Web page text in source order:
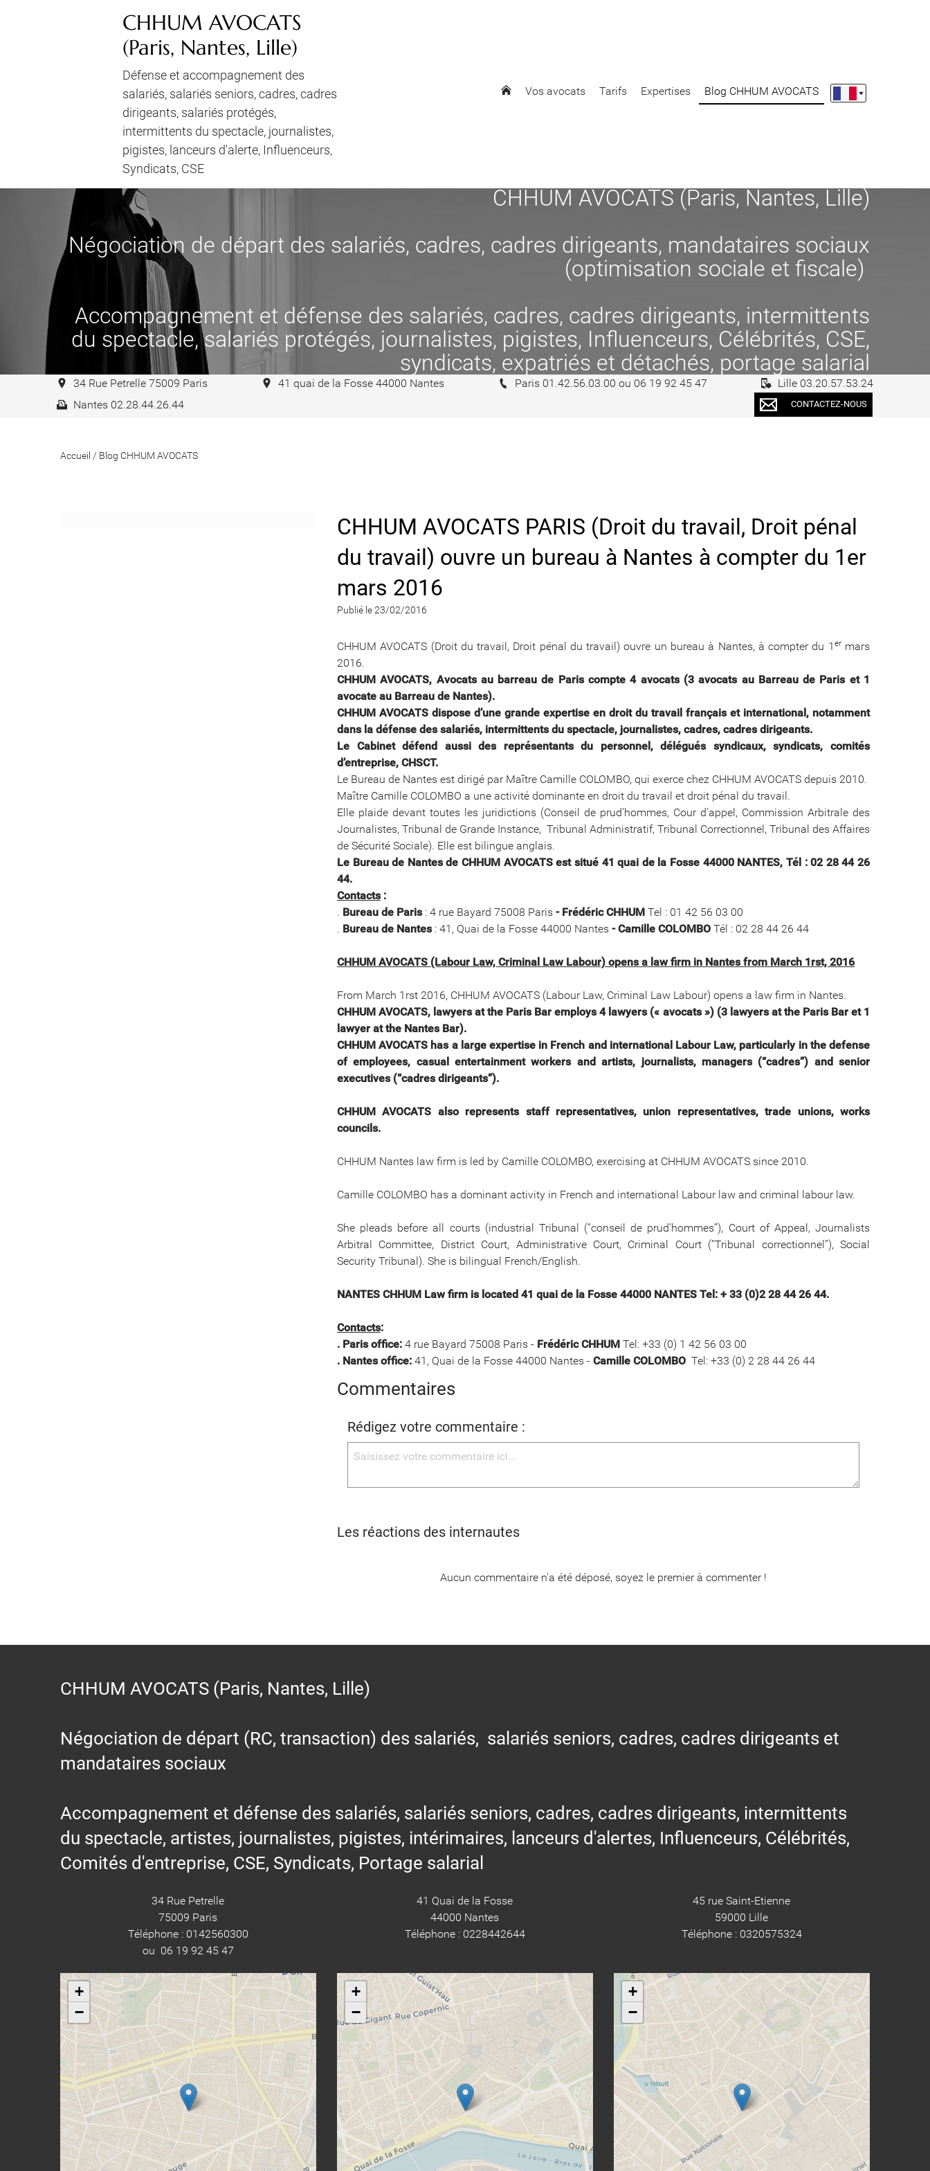
CHHUM AVOCATS
(Paris, Nantes, Lille)
Défense et accompagnement des
salariés, salariés seniors, cadres, cadres
dirigeants, salariés protégés,
intermittents du spectacle, journalistes,
pigistes, lanceurs d'alerte, Influenceurs,
Syndicats, CSE
Vos avocats Tarifs Expertises Blog CHHUM AVOCATS
CHHUM AVOCATS (Paris, Nantes, Lille)
Négociation de départ des salariés, cadres, cadres dirigeants, mandataires sociaux
(optimisation sociale et fiscale)
Accompagnement et défense des salariés, cadres, cadres dirigeants, intermittents
du spectacle, salariés protégés, journalistes, pigistes, Influenceurs, Célébrités, CSE,
syndicats, expatriés et détachés, portage salarial
34 Rue Petrelle 75009 Paris 41 quai de la Fosse 44000 Nantes Paris 01.42.56.03.00 ou 06 19 92 45 47
Lille 03.20.57.53.24
Nantes 02.28.44.26.44
CONTACTEZ-NOUS
Accueil / Blog CHHUM AVOCATS
CHHUM AVOCATS PARIS (Droit du travail, Droit pénal
du travail) ouvre un bureau à Nantes à compter du 1er
mars 2016
Publié le 23/02/2016
CHHUM AVOCATS (Droit du travail, Droit pénal du travail) ouvre un bureau à Nantes, à compter du 1 ermars
2016.
CHHUM AVOCATS, Avocats au barreau de Paris compte 4 avocats (3 avocats au Barreau de Paris et 1
avocate au Barreau de Nantes).
CHHUM AVOCATS dispose d’une grande expertise en droit du travail français et international, notamment
dans la défense des salariés, intermittents du spectacle, journalistes, cadres, cadres dirigeants.
Le Cabinet défend aussi des représentants du personnel, délégués syndicaux, syndicats, comités
d’entreprise, CHSCT.
Le Bureau de Nantes est dirigé par Maître Camille COLOMBO, qui exerce chez CHHUM AVOCATS depuis 2010.
Maître Camille COLOMBO a une activité dominante en droit du travail et droit pénal du travail.
Elle plaide devant toutes les juridictions (Conseil de prud’hommes, Cour d’appel, Commission Arbitrale des
Journalistes, Tribunal de Grande Instance, Tribunal Administratif, Tribunal Correctionnel, Tribunal des Affaires
de Sécurité Sociale). Elle est bilingue anglais.
Le Bureau de Nantes de CHHUM AVOCATS est situé 41 quai de la Fosse 44000 NANTES, Tél : 02 28 44 26
44.
Contacts:
. Bureau de Paris: 4 rue Bayard 75008 Paris- Frédéric CHHUMTel : 01 42 56 03 00
. Bureau de Nantes: 41, Quai de la Fosse 44000 Nantes- Camille COLOMBOTél : 02 28 44 26 44
CHHUM AVOCATS (Labour Law, Criminal Law Labour) opens a law firm in Nantes from March 1rst, 2016
From March 1rst 2016, CHHUM AVOCATS (Labour Law, Criminal Law Labour) opens a law firm in Nantes.
CHHUM AVOCATS, lawyers at the Paris Bar employs 4 lawyers (« avocats ») (3 lawyers at the Paris Bar et 1
lawyer at the Nantes Bar).
CHHUM AVOCATS has a large expertise in French and international Labour Law, particularly in the defense
of employees, casual entertainment workers and artists, journalists, managers (“cadres”) and senior
executives (“cadres dirigeants”).
CHHUM AVOCATS also represents staff representatives, union representatives, trade unions, works
councils.
CHHUM Nantes law firm is led by Camille COLOMBO, exercising at CHHUM AVOCATS since 2010.
Camille COLOMBO has a dominant activity in French and international Labour law and criminal labour law.
She pleads before all courts (industrial Tribunal (“conseil de prud’hommes”), Court of Appeal, Journalists
Arbitral Committee, District Court, Administrative Court, Criminal Court (“Tribunal correctionnel”), Social
Security Tribunal). She is bilingual French/English.
NANTES CHHUM Law firm is located 41 quai de la Fosse 44000 NANTES Tel: + 33 (0)2 28 44 26 44.
Contacts:
. Paris office:4 rue Bayard 75008 Paris - Frédéric CHHUMTel: +33 (0) 1 42 56 03 00
. Nantes office:41, Quai de la Fosse 44000 Nantes - Camille COLOMBO Tel: +33 (0) 2 28 44 26 44
Commentaires
Rédigez votre commentaire :
Les réactions des internautes
Aucun commentaire n'a été déposé, soyez le premier à commenter !
CHHUM AVOCATS (Paris, Nantes, Lille)
Négociation de départ (RC, transaction) des salariés, salariés seniors, cadres, cadres dirigeants et
mandataires sociaux
Accompagnement et défense des salariés, salariés seniors, cadres, cadres dirigeants, intermittents
du spectacle, artistes, journalistes, pigistes, intérimaires, lanceurs d'alertes, Influenceurs, Célébrités,
Comités d'entreprise, CSE, Syndicats, Portage salarial
34 Rue Petrelle
75009 Paris
Téléphone : 0142560300
ou 06 19 92 45 47
+
−
41 Quai de la Fosse
44000 Nantes
Téléphone : 0228442644
+
−
45 rue Saint-Etienne
59000 Lille
Téléphone : 0320575324
+
−